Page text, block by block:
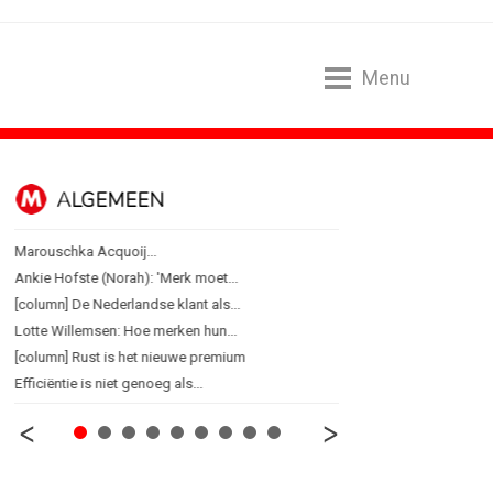
Menu
ALGEMEEN
Marouschka Acquoij...
Ankie Hofste (Norah): 'Merk moet...
[column] De Nederlandse klant als...
Lotte Willemsen: Hoe merken hun...
[column] Rust is het nieuwe premium
Efficiëntie is niet genoeg als...